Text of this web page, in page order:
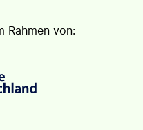
Rahmen von: